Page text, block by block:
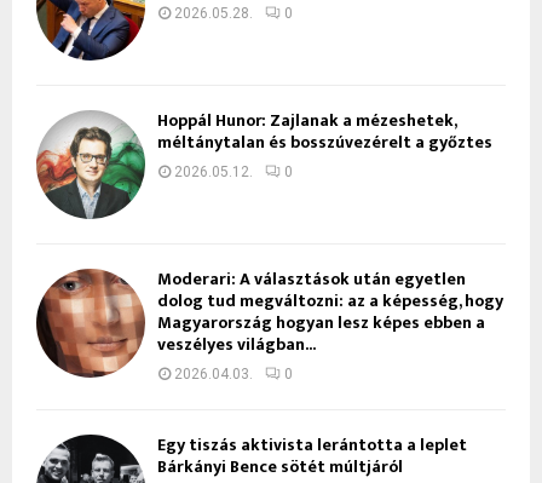
2026.05.28. 0
Hoppál Hunor: Zajlanak a mézeshetek,
méltánytalan és bosszúvezérelt a győztes
2026.05.12. 0
Moderari: A választások után egyetlen
dolog tud megváltozni: az a képesség, hogy
Magyarország hogyan lesz képes ebben a
veszélyes világban...
2026.04.03. 0
Egy tiszás aktivista lerántotta a leplet
Bárkányi Bence sötét múltjáról